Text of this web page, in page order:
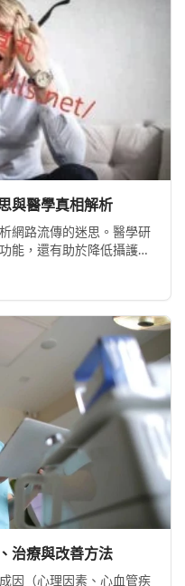
與醫學真相解析
網路流傳的迷思。醫學研
能，還有助於降低攝護腺
治療與改善方法
因（心理因素、心血管疾